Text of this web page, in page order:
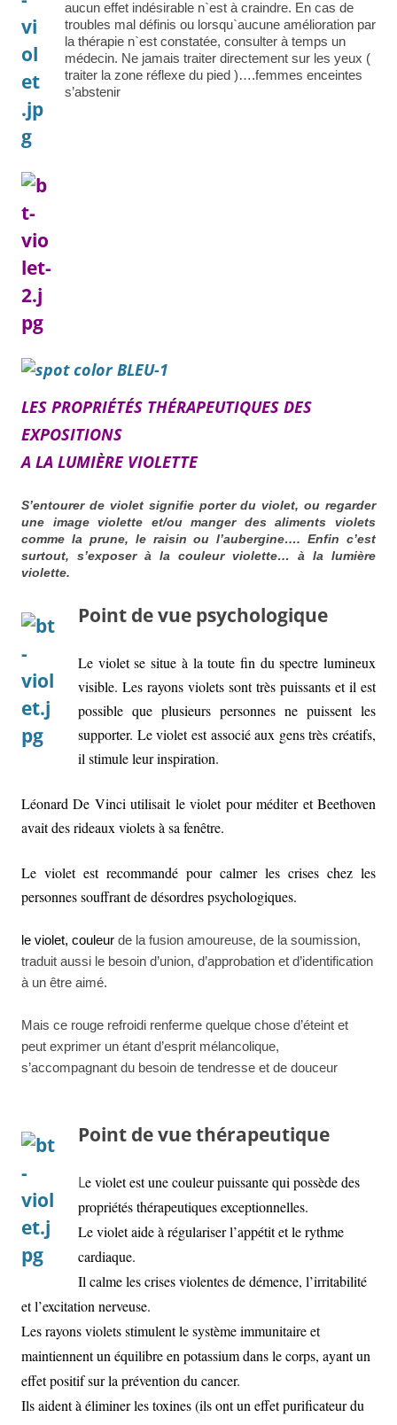
aucun effet indésirable n`est à craindre. En cas de
troubles mal définis ou lorsqu`aucune amélioration par
la thérapie n`est constatée, consulter à temps un
médecin. Ne jamais traiter directement sur les yeux (
traiter la zone réflexe du pied )….femmes enceintes
s’abstenir
LES PROPRIÉTÉS THÉRAPEUTIQUES DES
EXPOSITIONS
A LA LUMIÈRE VIOLETTE
S’entourer de violet signifie porter du violet, ou regarder
une image violette et/ou manger des aliments violets
comme la prune, le raisin ou l’aubergine…. Enfin c’est
surtout, s’exposer à la couleur violette… à la lumière
violette.
Point de vue psychologique
Le violet se situe à la toute fin du spectre lumineux
visible. Les rayons violets sont très puissants et il est
possible que plusieurs personnes ne puissent les
supporter. Le violet est associé aux gens très créatifs,
il stimule leur inspiration.
Léonard De Vinci utilisait le violet pour méditer et Beethoven
avait des rideaux violets à sa fenêtre.
Le violet est recommandé pour calmer les crises chez les
personnes souffrant de désordres psychologiques.
le violet, couleur de la fusion amoureuse, de la soumission,
traduit aussi le besoin d’union, d’approbation et d’identification
à un être aimé.
Mais ce rouge refroidi renferme quelque chose d’éteint et
peut exprimer un étant d’esprit mélancolique,
s’accompagnant du besoin de tendresse et de douceur
Point de vue thérapeutique
Le violet est une couleur puissante qui possède des
propriétés thérapeutiques exceptionnelles.
Le violet aide à régulariser l’appétit et le rythme
cardiaque.
Il calme les crises violentes de démence, l’irritabilité
et l’excitation nerveuse.
Les rayons violets stimulent le système immunitaire et
maintiennent un équilibre en potassium dans le corps, ayant un
effet positif sur la prévention du cancer.
Ils aident à éliminer les toxines (ils ont un effet purificateur du